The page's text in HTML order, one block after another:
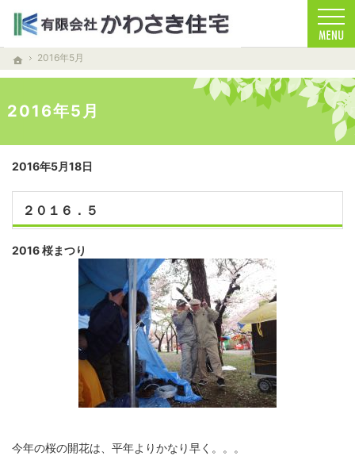
ホーム
2016年5月
2016年5月
お客様を笑顔する家づくりをします。注文住宅（青森・青森市）の工務店なら安心・信頼
注文住宅（青森・青森市）の工務店なら当店で家づくり
2016年5月18日
２０１６．５
2016 桜まつり
今年の桜の開花は、平年よりかなり早く。。。